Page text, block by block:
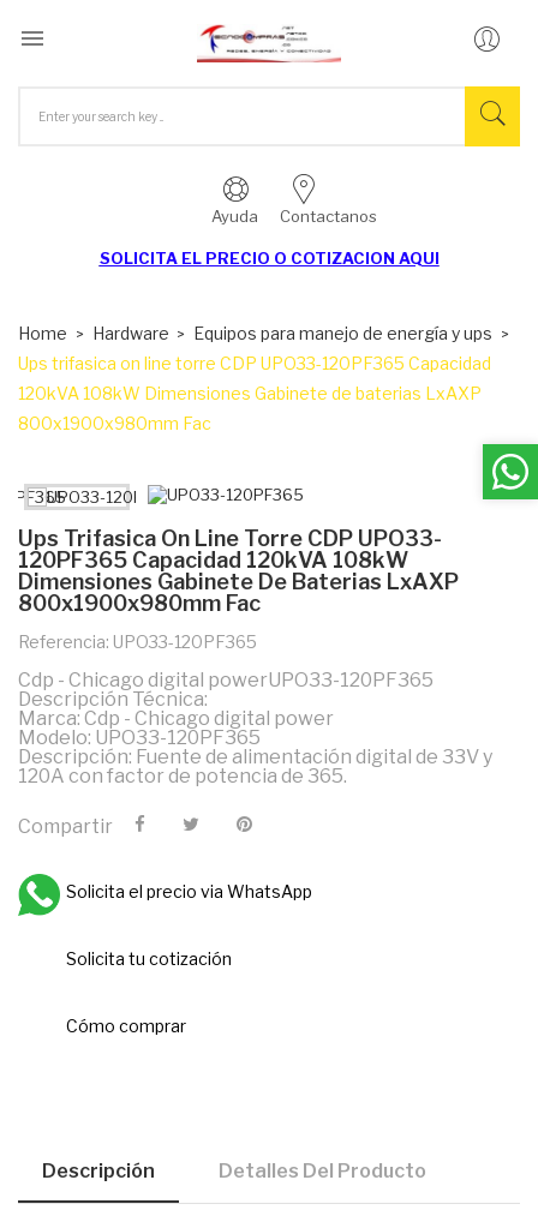

Ayuda Contactanos
SOLICITA EL PRECIO O COTIZACION AQUI
Home Hardware
Equipos para manejo de energía y ups
Ups trifasica on line torre CDP UPO33-120PF365 Capacidad
120kVA 108kW Dimensiones Gabinete de baterias LxAXP
800x1900x980mm Fac
Ups Trifasica On Line Torre CDP UPO33-
120PF365 Capacidad 120kVA 108kW
Dimensiones Gabinete De Baterias LxAXP
800x1900x980mm Fac
Referencia: UPO33-120PF365
Cdp - Chicago digital powerUPO33-120PF365
Descripción Técnica:
Marca: Cdp - Chicago digital power
Modelo: UPO33-120PF365
Descripción: Fuente de alimentación digital de 33V y
120A con factor de potencia de 365.
Compartir
Solicita el precio via WhatsApp
Solicita tu cotización
Cómo comprar
Descripción Detalles Del Producto